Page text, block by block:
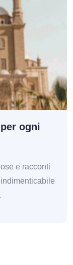
ogni
e racconti